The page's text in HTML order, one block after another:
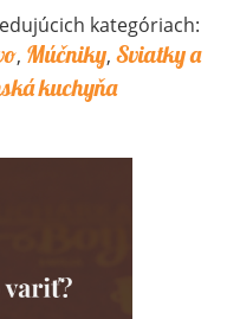
kategóriach:
, Múčniky, Sviatky a
kuchyňa